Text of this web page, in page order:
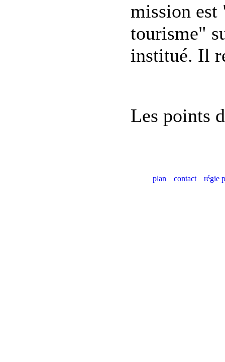
mission
tourisme"
institué. Il
Les points
plan contact régie